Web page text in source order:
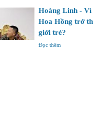
Hoàng Linh - Vì
Hoa Hồng trở
giới trẻ?
Đọc thêm